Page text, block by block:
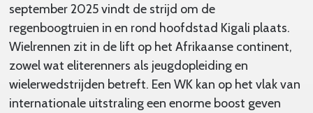
september 2025 vindt de strijd om de
regenboogtruien in en rond hoofdstad Kigali plaats.
Wielrennen zit in de lift op het Afrikaanse continent,
zowel wat eliterenners als jeugdopleiding en
wielerwedstrijden betreft. Een WK kan op het vlak van
internationale uitstraling een enorme boost geven